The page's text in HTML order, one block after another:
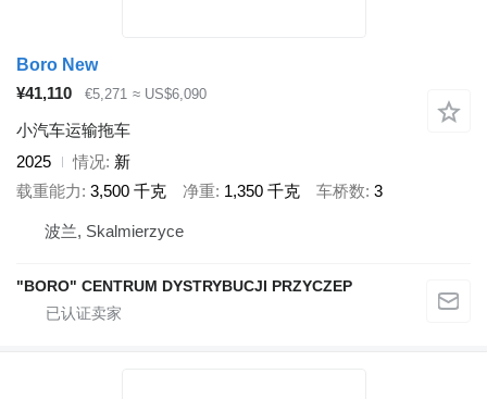
Boro New
¥41,110
€5,271 ≈ US$6,090
小汽车运输拖车
2025
情况 新
载重能力 3,500 千克 净重 1,350 千克 车桥数 3
波兰, Skalmierzyce
"BORO" CENTRUM DYSTRYBUCJI PRZYCZEP